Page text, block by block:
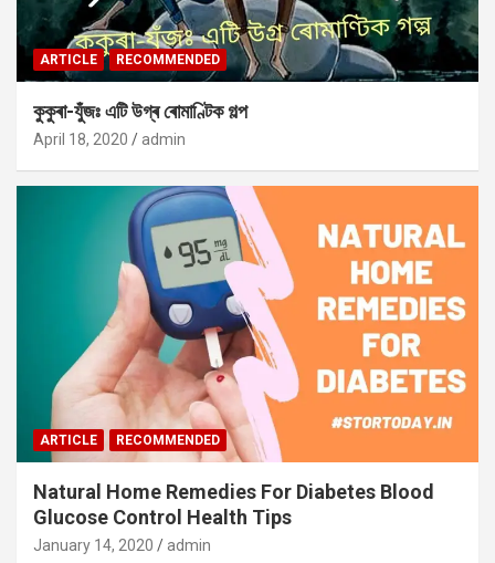
ARTICLE RECOMMENDED
কুকুৰা-যুঁজঃ এটি উগ্ৰ ৰোমাণ্টিক গল্প
April 18, 2020 admin
ARTICLE RECOMMENDED
Natural Home Remedies For Diabetes Blood
Glucose Control Health Tips
January 14, 2020 admin